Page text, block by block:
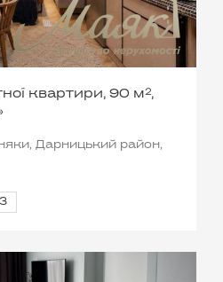
квартири, 90 м²,
Дарницький район,